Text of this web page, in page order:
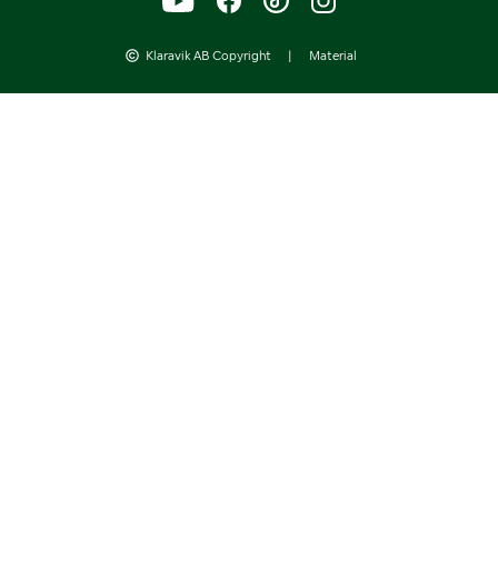
Klaravik AB Copyright | Material